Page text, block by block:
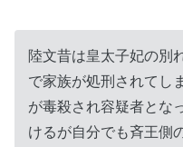
陸文昔は皇太子妃の別
で家族が処刑されてし
が毒殺され容疑者とな
けるが自分でも斉王側